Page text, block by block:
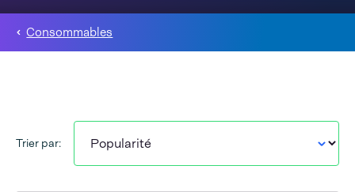
Consommables
Trier par: